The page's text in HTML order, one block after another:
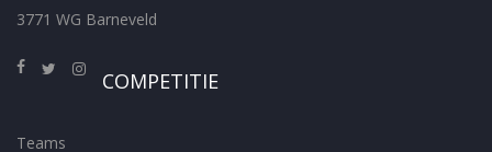
3771 WG Barneveld
COMPETITIE
Teams